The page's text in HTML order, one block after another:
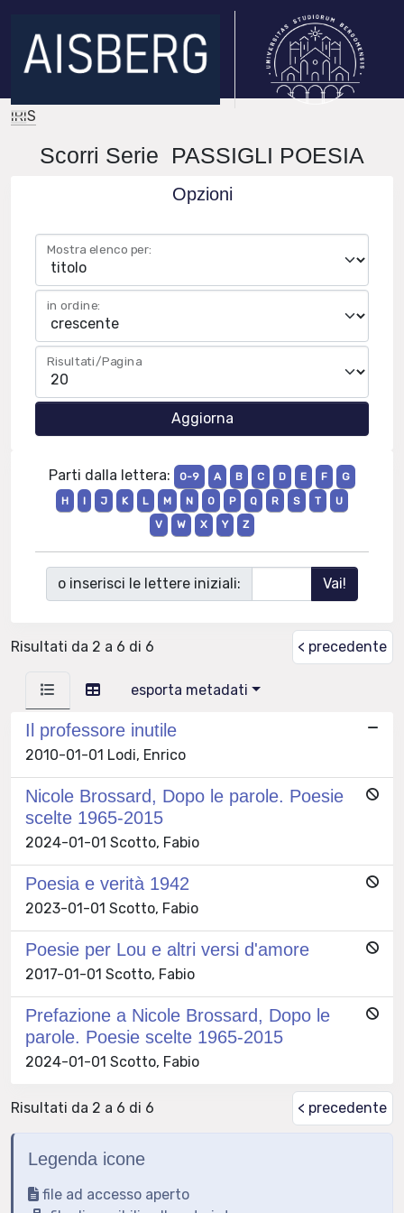
IRIS
Scorri Serie PASSIGLI POESIA
Opzioni
Mostra elenco per:
in ordine:
Risultati/Pagina
Parti dalla lettera: 0-9 A B C D E F
G
H
I J K L M N O P Q R S T
U
V
W X Y Z
o inserisci le lettere iniziali:
Risultati da 2 a 6 di 6 < precedente
esporta metadati
Il professore inutile
2010-01-01 Lodi, Enrico
Nicole Brossard, Dopo le parole. Poesie
scelte 1965-2015
2024-01-01 Scotto, Fabio
Poesia e verità 1942
2023-01-01 Scotto, Fabio
Poesie per Lou e altri versi d'amore
2017-01-01 Scotto, Fabio
Prefazione a Nicole Brossard, Dopo le
parole. Poesie scelte 1965-2015
2024-01-01 Scotto, Fabio
Risultati da 2 a 6 di 6 < precedente
Legenda icone
file ad accesso aperto